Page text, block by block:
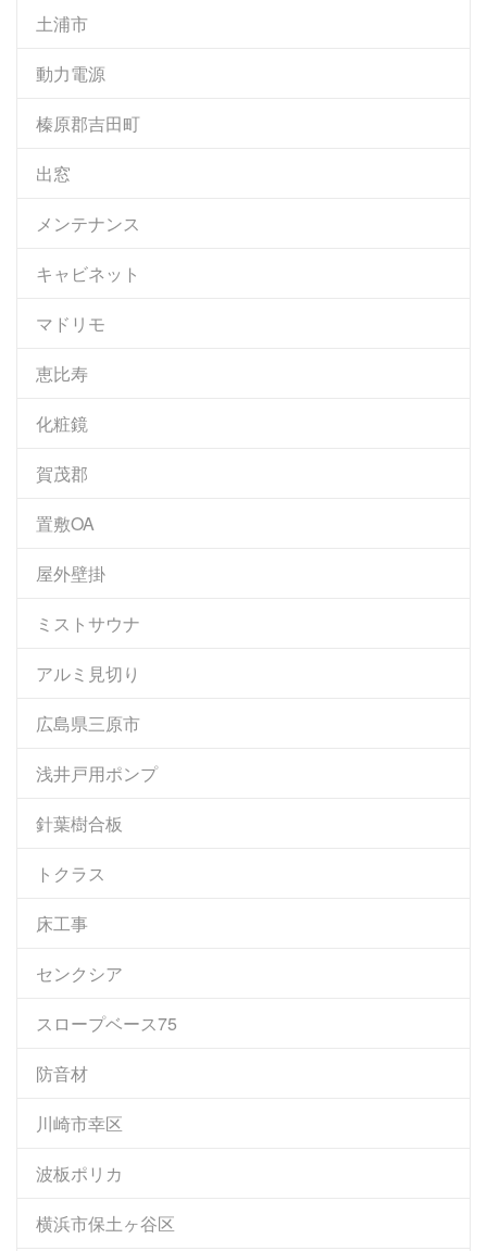
土浦市
動力電源
榛原郡吉田町
出窓
メンテナンス
キャビネット
マドリモ
恵比寿
化粧鏡
賀茂郡
置敷OA
屋外壁掛
ミストサウナ
アルミ見切り
広島県三原市
浅井戸用ポンプ
針葉樹合板
トクラス
床工事
センクシア
スロープベース75
防音材
川崎市幸区
波板ポリカ
横浜市保土ヶ谷区